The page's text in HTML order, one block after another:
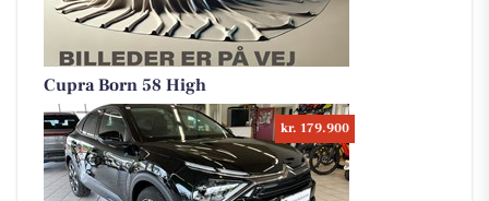
Cupra Born 58 High
kr. 179.900